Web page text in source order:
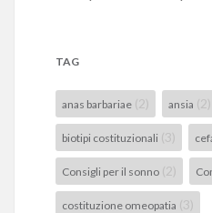
TAG
anas barbariae (2) ansia (2)
biotipi costituzionali (3)
Consigli per il sonno (2)
costituzione omeopatia (3)